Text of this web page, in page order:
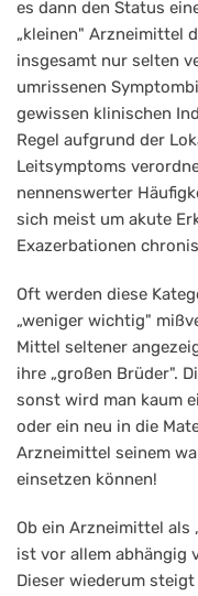
es dann den Status
„kleinen" Arzneimittel
insgesamt nur selten
umrissenen
gewissen klinischen
Regel aufgrund der
Leitsymptoms
nennenswerter
sich meist um akute
Exazerbationen
Oft werden diese
„weniger wichtig"
Mittel seltener
ihre „großen Brüder".
sonst wird man kaum
oder ein neu in die
Arzneimittel seinem
einsetzen können!
Ob ein Arzneimittel
ist vor allem abhängig
Dieser wiederum